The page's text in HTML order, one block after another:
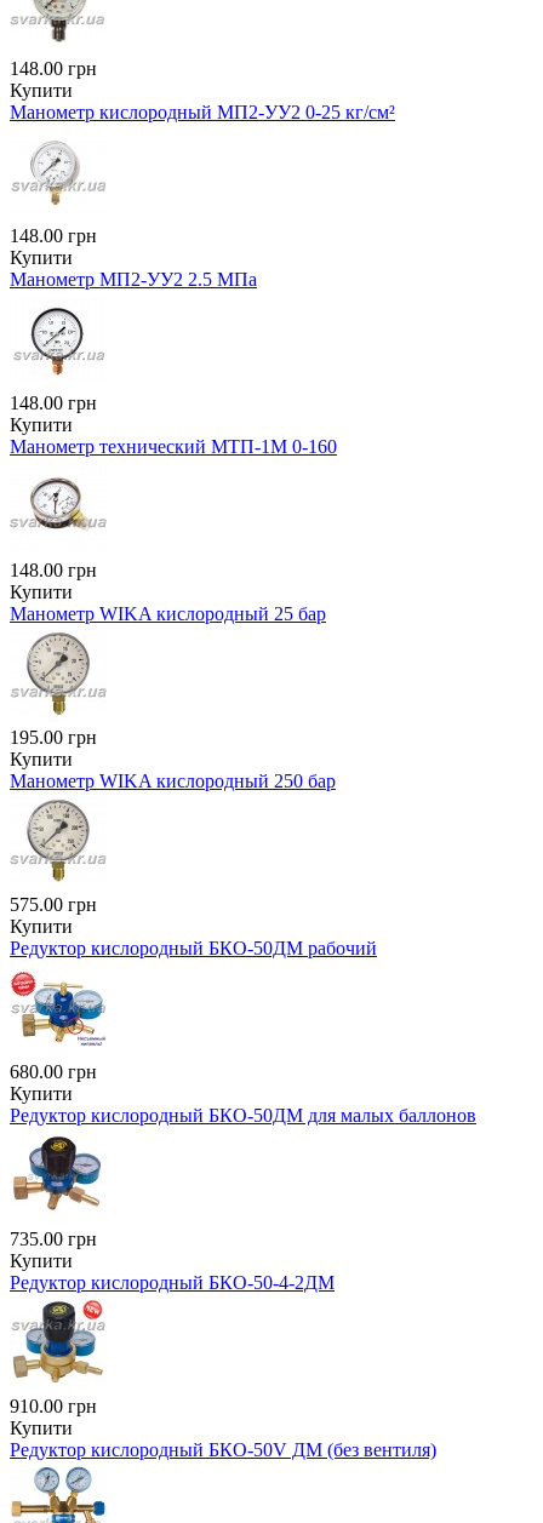
148.00 грн
Купити
Манометр кислородный МП2-УУ2 0-25 кг/см²
148.00 грн
Купити
Манометр МП2-УУ2 2.5 МПа
148.00 грн
Купити
Манометр технический МТП-1М 0-160
148.00 грн
Купити
Манометр WIKA кислородный 25 бар
195.00 грн
Купити
Манометр WIKA кислородный 250 бар
575.00 грн
Купити
Редуктор кислородный БКО-50ДМ рабочий
680.00 грн
Купити
Редуктор кислородный БКО-50ДМ для малых баллонов
735.00 грн
Купити
Редуктор кислородный БКО-50-4-2ДМ
910.00 грн
Купити
Редуктор кислородный БКО-50V ДМ (без вентиля)